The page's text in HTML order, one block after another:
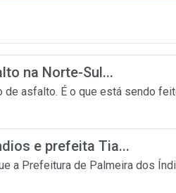
na Norte-Sul...
de asfalto. É o que está sendo
e prefeita Tia...
a Prefeitura de Palmeira dos